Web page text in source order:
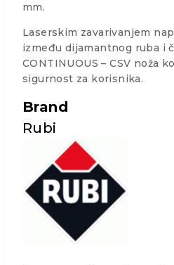
mm.
Laserskim zavarivanjem
između dijamantnog ruba i
CONTINUOUS – CSV noža
sigurnost za korisnika.
Brand
Rubi